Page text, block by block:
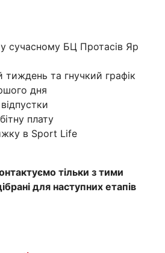
сучасному БЦ Протасів Яр
та гнучкий графік
дня
плату
в Sport Life
тільки з тими
для наступних етапів